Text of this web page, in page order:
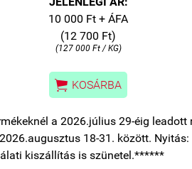
10 000 Ft + ÁFA
(12 700 Ft)
(127 000 Ft / KG)
 KOSÁRBA
a 2026.július 29-éig
18-31. között.
kiszállítás is szünetel.******